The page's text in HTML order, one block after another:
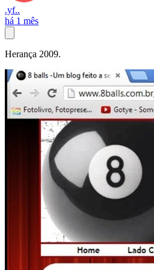
.yf..
há 1 mês
Herança 2009.